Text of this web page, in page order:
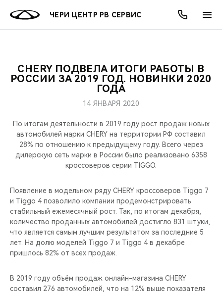
ЧЕРИ ЦЕНТР РВ СЕРВИС
МОДЕЛИ
КРОССОВЕРЫ
СЕДАНЫ
НОВИНКИ
ПОКУПАТЕЛЯМ
КРЕДИТ И СТРАХОВАНИЕ
ВЛАДЕЛЬЦАМ
ЗАПЧАСТИ И АКСЕССУАРЫ
ПОДДЕРЖКА
МИР CHERY
О БРЕНДЕ
CHERY В СОЦСЕТЯХ
БЛАГОТВОРИТЕЛЬНОСТЬ
CHERY REMOTE
CHERY И СПОРТ
АКЦИИ
ОНЛАЙН СЕРВИСЫ
КРЕДИТ
О КОМПАНИИ
МЫ В СОЦСЕТЯХ
CHERY ПОДВЕЛА ИТОГИ РАБОТЫ В
РОССИИ ЗА 2019 ГОД. НОВИНКИ 2020
ГОДА
14 ЯНВАРЯ 2020
По итогам деятельности в 2019 году рост продаж новых
автомобилей марки CHERY на территории РФ составил
28% по отношению к предыдущему году. Всего через
дилерскую сеть марки в России было реализовано 6358
кроссоверов серии TIGGO.
Появление в модельном ряду CHERY кроссоверов Tiggo 7
и Tiggo 4 позволило компании продемонстрировать
стабильный ежемесячный рост. Так, по итогам декабря,
количество проданных автомобилей достигло 831 штуки,
что является самым лучшим результатом за последние 5
лет. На долю моделей Tiggo 7 и Tiggo 4 в декабре
пришлось 82% от всех продаж.
В 2019 году объём продаж онлайн-магазина CHERY
составил 276 автомобилей, что на 12% выше показателя